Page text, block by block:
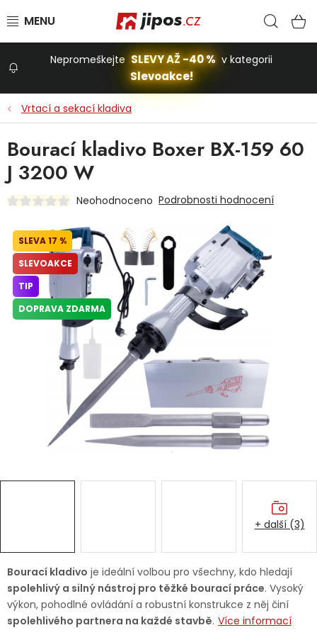
Stavba a dům
Dílna
Domácnost
Dětská hřiště
Autodoplňky
Vánoce
Značky
Nepromeškejte SLEVY AŽ -40 % v kategorii
Slevoakce!
Vrtací a sekací kladiva
Bourací kladivo je ideální volbou pro všechny, kdo hledají
spolehlivý a silný nástroj pro těžké bourací práce. Vysoký
výkon, pohodlné ovládání a robustní konstrukce z něj činí
spolehlivého partnera na každé stavbě. Více informací
Bourací kladivo Boxer BX-159 60
J 3200 W
Neohodnoceno Podrobnosti hodnocení
17 %
SLEVOAKCE
TIP
DOPRAVA ZDARMA
+ další (3)